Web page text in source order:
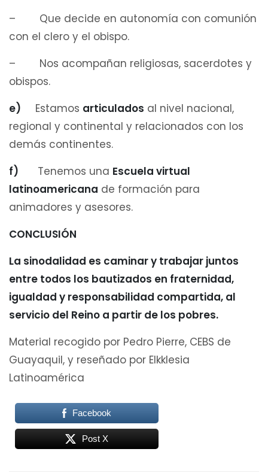
– Que decide en autonomía con comunión
con el clero y el obispo.
– Nos acompañan religiosas, sacerdotes y
obispos.
e) Estamos articulados al nivel nacional,
regional y continental y relacionados con los
demás continentes.
f) Tenemos una Escuela virtual
latinoamericana de formación para
animadores y asesores.
CONCLUSIÓN
La sinodalidad es caminar y trabajar juntos
entre todos los bautizados en fraternidad,
igualdad y responsabilidad compartida, al
servicio del Reino a partir de los pobres.
Material recogido por Pedro Pierre, CEBS de
Guayaquil, y reseñado por Elkklesia
Latinoamérica
Facebook
Post X